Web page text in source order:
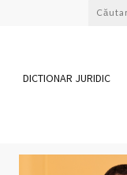
Caută
DICTIONAR JURIDIC